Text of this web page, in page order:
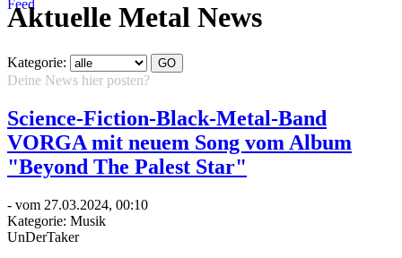
Aktuelle Metal News
Kategorie:
Deine News hier posten?
Science-Fiction-Black-Metal-Band
VORGA mit neuem Song vom Album
"Beyond The Palest Star"
- vom 27.03.2024, 00:10
Kategorie: Musik
UnDerTaker